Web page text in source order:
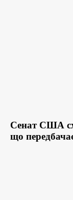
Сенат США
що